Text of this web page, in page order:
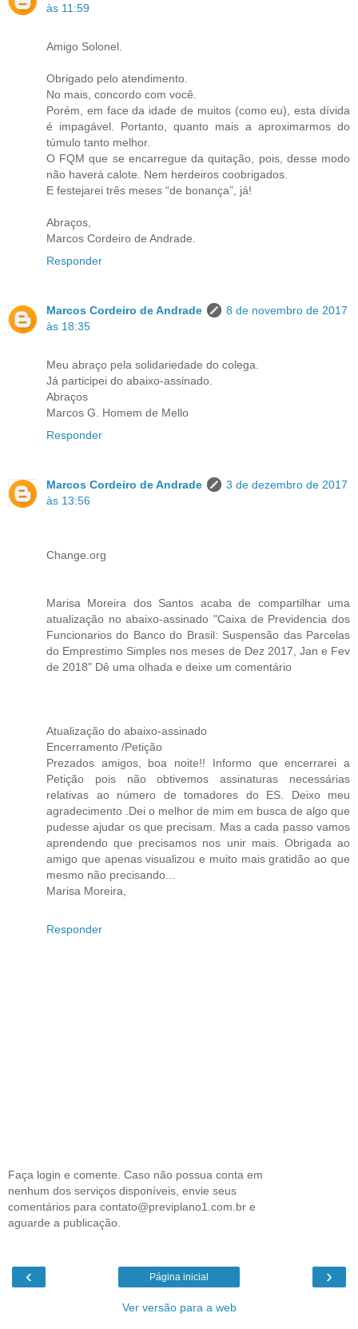
às 11:59
Amigo Solonel.
Obrigado pelo atendimento.
No mais, concordo com você.
Porém, em face da idade de muitos (como eu), esta dívida
é impagável. Portanto, quanto mais a aproximarmos do
túmulo tanto melhor.
O FQM que se encarregue da quitação, pois, desse modo
não haverá calote. Nem herdeiros coobrigados.
E festejarei três meses “de bonança”, já!
Abraços,
Marcos Cordeiro de Andrade.
Responder
Marcos Cordeiro de Andrade
8 de novembro de 2017
às 18:35
Meu abraço pela solidariedade do colega.
Já participei do abaixo-assinado.
Abraços
​Marcos G. Homem de Mello
Responder
Marcos Cordeiro de Andrade
3 de dezembro de 2017
às 13:56
Change.org
Marisa Moreira dos Santos acaba de compartilhar uma
atualização no abaixo-assinado "Caixa de Previdencia dos
Funcionarios do Banco do Brasil: Suspensão das Parcelas
do Emprestimo Simples nos meses de Dez 2017, Jan e Fev
de 2018" Dê uma olhada e deixe um comentário
Atualização do abaixo-assinado
Encerramento /Petição
Prezados amigos, boa noite!! Informo que encerrarei a
Petição pois não obtivemos assinaturas necessárias
relativas ao número de tomadores do ES. Deixo meu
agradecimento .Dei o melhor de mim em busca de algo que
pudesse ajudar os que precisam. Mas a cada passo vamos
aprendendo que precisamos nos unir mais. Obrigada ao
amigo que apenas visualizou e muito mais gratidão ao que
mesmo não precisando...
Marisa Moreira,
Responder
Faça login e comente. Caso não possua conta em
nenhum dos serviços disponíveis, envie seus
comentários para contato@previplano1.com.br e
aguarde a publicação.
‹ ›
Página inicial
Ver versão para a web